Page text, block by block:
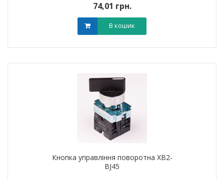
74,01 грн.
В кошик
Кнопка управління поворотна XB2-
BJ45